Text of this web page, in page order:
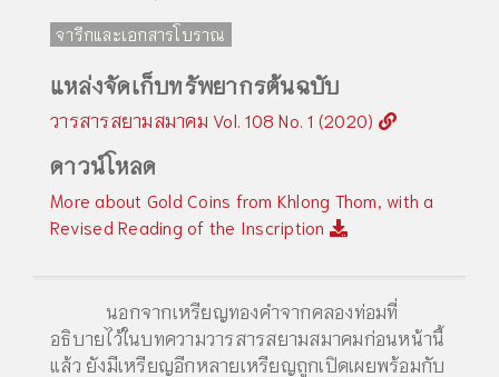
จารึกและเอกสารโบราณ
แหล่งจัดเก็บทรัพยากรต้นฉบับ
วารสารสยามสมาคม Vol. 108 No. 1 (2020)
ดาวน์โหลด
More about Gold Coins from Khlong Thom, with a
Revised Reading of the Inscription
นอกจากเหรียญทองคำจากคลองท่อมที่
อธิบายไว้ในบทความวารสารสยามสมาคมก่อนหน้านี้
แล้ว ยังมีเหรียญอีกหลายเหรียญถูกเปิดเผยพร้อมกับ